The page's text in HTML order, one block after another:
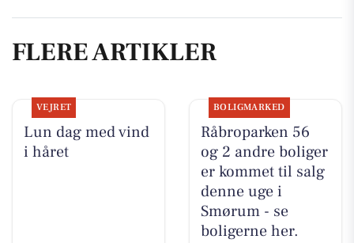
FLERE ARTIKLER
VEJRET
Lun dag med vind
i håret
BOLIGMARKED
Råbroparken 56
og 2 andre boliger
er kommet til salg
denne uge i
Smørum - se
boligerne her.